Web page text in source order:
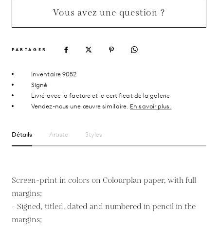
Vous avez une question ?
PARTAGER
Inventaire 9052
Signé
Livré avec la facture et le certificat de la galerie
Vendez-nous une œuvre similaire. En savoir plus.
Détails Artiste Styles
Screen-print in colors on Colourplan paper, with full
margins;
- Signed, titled, dated and numbered in pencil in the
margins;